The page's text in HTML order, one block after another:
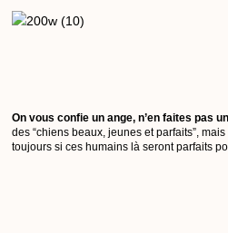
On vous confie un ange, n’en faites pas
des “chiens beaux, jeunes et parfaits”,
toujours si ces humains là seront parfaits